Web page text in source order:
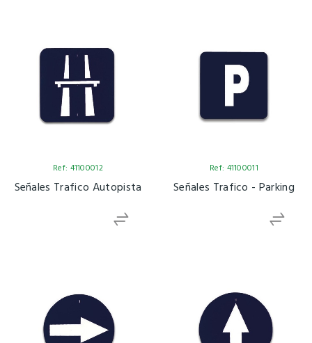
Ref: 41100012
Señales Trafico Autopista
Ref: 41100011
Señales Trafico - Parking